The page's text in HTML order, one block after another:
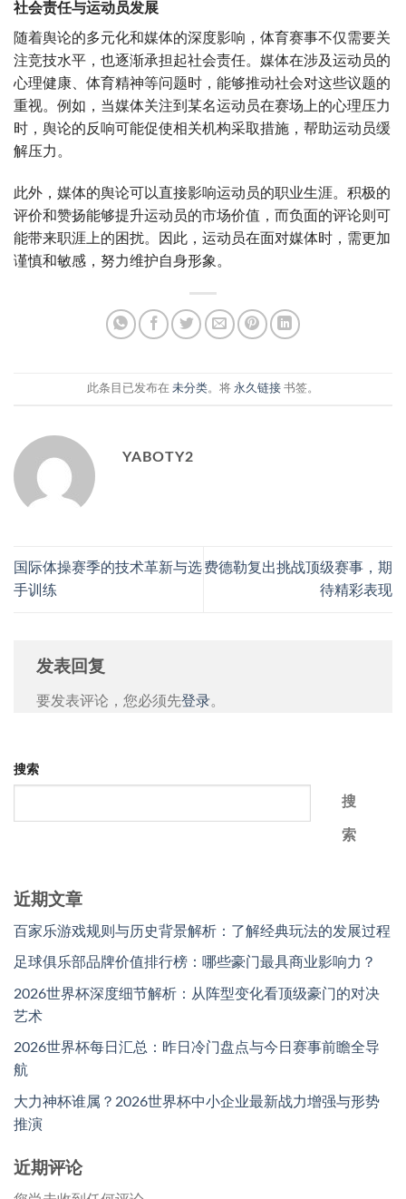
社会责任与运动员发展
随着舆论的多元化和媒体的深度影响，体育赛事不仅需要关
注竞技水平，也逐渐承担起社会责任。媒体在涉及运动员的
心理健康、体育精神等问题时，能够推动社会对这些议题的
重视。例如，当媒体关注到某名运动员在赛场上的心理压力
时，舆论的反响可能促使相关机构采取措施，帮助运动员缓
解压力。
此外，媒体的舆论可以直接影响运动员的职业生涯。积极的
评价和赞扬能够提升运动员的市场价值，而负面的评论则可
能带来职涯上的困扰。因此，运动员在面对媒体时，需更加
谨慎和敏感，努力维护自身形象。
此条目已发布在 未分类。将 永久链接 书签。
YABOTY2
国际体操赛季的技术革新与选
手训练
费德勒复出挑战顶级赛事，期
待精彩表现
发表回复
要发表评论，您必须先登录。
搜索
搜
索
近期文章
百家乐游戏规则与历史背景解析：了解经典玩法的发展过程
足球俱乐部品牌价值排行榜：哪些豪门最具商业影响力？
2026世界杯深度细节解析：从阵型变化看顶级豪门的对决
艺术
2026世界杯每日汇总：昨日冷门盘点与今日赛事前瞻全导
航
大力神杯谁属？2026世界杯中小企业最新战力增强与形势
推演
近期评论